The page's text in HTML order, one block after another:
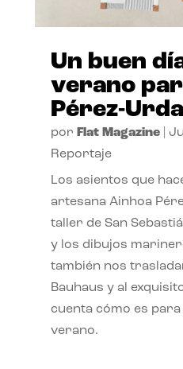
Un buen
verano
Pérez-
por Flat Magazine|
Reportaje
Los asientos que
artesana Ainhoa
taller de San
y los dibujos
también nos
Bauhaus y al
cuenta cómo es
verano.